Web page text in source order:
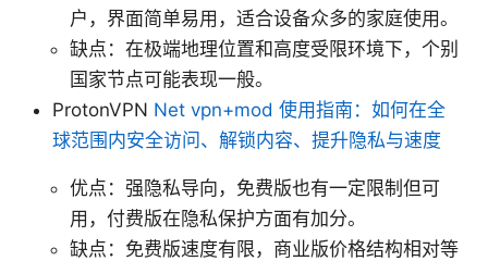
户，界面简单易用，适合设备众多的家庭使用。
缺点：在极端地理位置和高度受限环境下，个别
国家节点可能表现一般。
ProtonVPN Net vpn+mod 使用指南：如何在全
球范围内安全访问、解锁内容、提升隐私与速度
优点：强隐私导向，免费版也有一定限制但可
用，付费版在隐私保护方面有加分。
缺点：免费版速度有限，商业版价格结构相对等